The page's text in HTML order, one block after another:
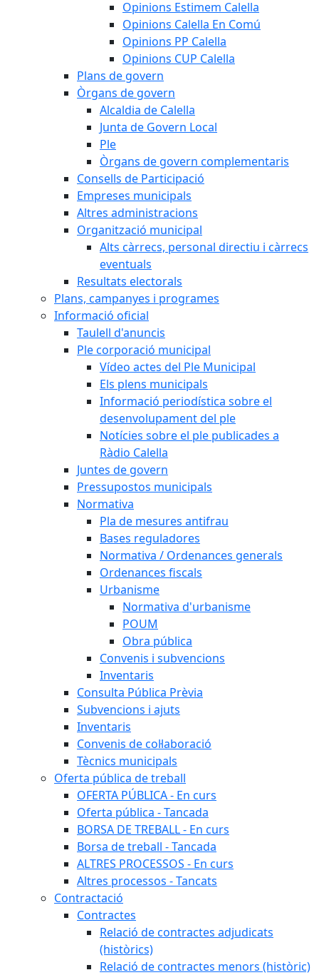
Opinions Estimem Calella
Opinions Calella En Comú
Opinions PP Calella
Opinions CUP Calella
Plans de govern
Òrgans de govern
Alcaldia de Calella
Junta de Govern Local
Ple
Òrgans de govern complementaris
Consells de Participació
Empreses municipals
Altres administracions
Organització municipal
Alts càrrecs, personal directiu i càrrecs
eventuals
Resultats electorals
Plans, campanyes i programes
Informació oficial
Taulell d'anuncis
Ple corporació municipal
Vídeo actes del Ple Municipal
Els plens municipals
Informació periodística sobre el
desenvolupament del ple
Notícies sobre el ple publicades a
Ràdio Calella
Juntes de govern
Pressupostos municipals
Normativa
Pla de mesures antifrau
Bases reguladores
Normativa / Ordenances generals
Ordenances fiscals
Urbanisme
Normativa d'urbanisme
POUM
Obra pública
Convenis i subvencions
Inventaris
Consulta Pública Prèvia
Subvencions i ajuts
Inventaris
Convenis de col·laboració
Tècnics municipals
Oferta pública de treball
OFERTA PÚBLICA - En curs
Oferta pública - Tancada
BORSA DE TREBALL - En curs
Borsa de treball - Tancada
ALTRES PROCESSOS - En curs
Altres processos - Tancats
Contractació
Contractes
Relació de contractes adjudicats
(històrics)
Relació de contractes menors (històric)